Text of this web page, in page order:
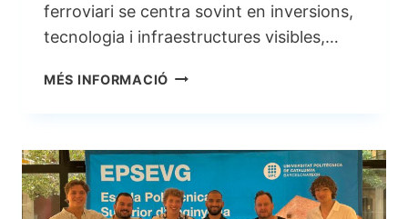
ferroviari se centra sovint en inversions,
tecnologia i infraestructures visibles,…
MÉS INFORMACIÓ EL
LA
INFRAESTRUCTURA
INVISIBLE